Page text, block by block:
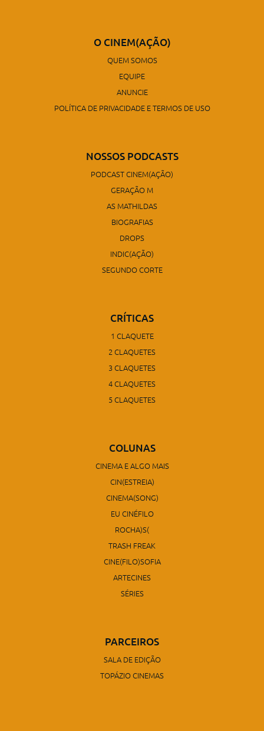
O CINEM(AÇÃO)
QUEM SOMOS
EQUIPE
ANUNCIE
POLÍTICA DE PRIVACIDADE E TERMOS DE USO
NOSSOS PODCASTS
PODCAST CINEM(AÇÃO)
GERAÇÃO M
AS MATHILDAS
BIOGRAFIAS
DROPS
INDIC(AÇÃO)
SEGUNDO CORTE
CRÍTICAS
1 CLAQUETE
2 CLAQUETES
3 CLAQUETES
4 CLAQUETES
5 CLAQUETES
COLUNAS
CINEMA E ALGO MAIS
CIN(ESTREIA)
CINEMA(SONG)
EU CINÉFILO
ROCHA)S(
TRASH FREAK
CINE(FILO)SOFIA
ARTECINES
SÉRIES
PARCEIROS
SALA DE EDIÇÃO
TOPÁZIO CINEMAS